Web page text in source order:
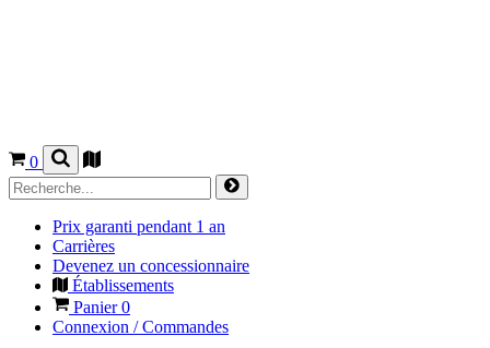
0
Prix garanti pendant 1 an
Carrières
Devenez un concessionnaire
Établissements
Panier0
Connexion / Commandes